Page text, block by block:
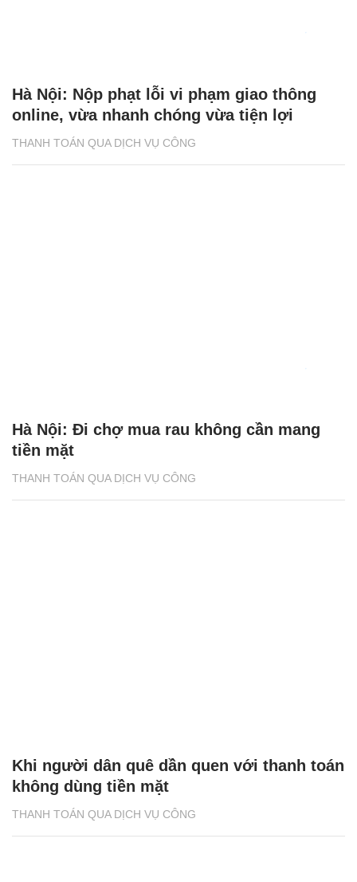
THANH TOÁN QUA DỊCH VỤ CÔNG
Hà Nội: Nộp phạt lỗi vi phạm giao thông
online, vừa nhanh chóng vừa tiện lợi
THANH TOÁN QUA DỊCH VỤ CÔNG
Hà Nội: Đi chợ mua rau không cần mang
tiền mặt
THANH TOÁN QUA DỊCH VỤ CÔNG
Khi người dân quê dần quen với thanh toán
không dùng tiền mặt